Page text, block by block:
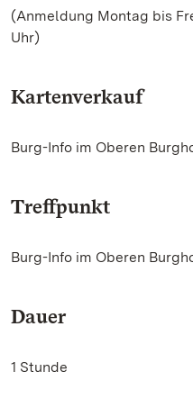
(Anmeldung Montag bis
Uhr)
Kartenverkauf
Burg-Info im Oberen
Treffpunkt
Burg-Info im Oberen
Dauer
1 Stunde